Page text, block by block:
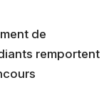
de
remportent